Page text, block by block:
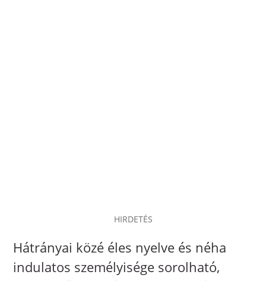
HIRDETÉS
Hátrányai közé éles nyelve és néha
indulatos személyisége sorolható,